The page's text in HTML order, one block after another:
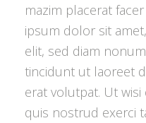
mazim placerat
ipsum dolor sit
elit, sed diam
tincidunt ut laoreet
erat volutpat. Ut wisi
quis nostrud exerci